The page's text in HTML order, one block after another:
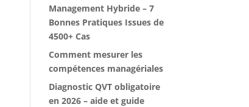
Management Hybride – 7
Bonnes Pratiques Issues de
4500+ Cas
Comment mesurer les
compétences managériales
Diagnostic QVT obligatoire
en 2026 – aide et guide